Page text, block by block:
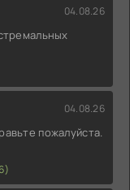
04.08.26
04.08.26
пожалуйста.